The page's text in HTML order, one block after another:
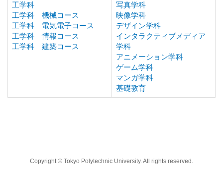
工学科
工学科 機械コース
工学科 電気電子コース
工学科 情報コース
工学科 建築コース
写真学科
映像学科
デザイン学科
インタラクティブメディア
学科
アニメーション学科
ゲーム学科
マンガ学科
基礎教育
Copyright © Tokyo Polytechnic University. All rights reserved.